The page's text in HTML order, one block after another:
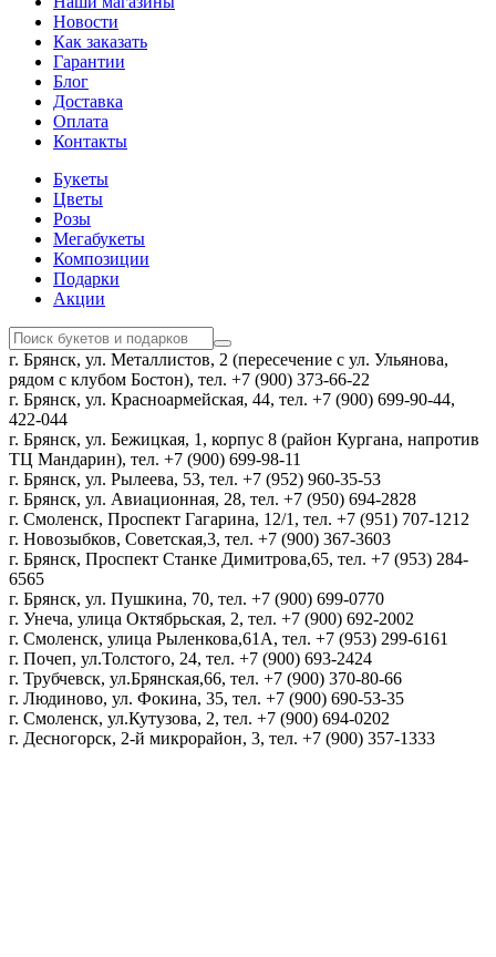
Новости
Как заказать
Гарантии
Блог
Доставка
Оплата
Контакты
Букеты
Цветы
Розы
Мегабукеты
Композиции
Подарки
Акции
г. Брянск, ул. Металлистов, 2 (пересечение с ул. Ульянова,
рядом с клубом Бостон), тел. +7 (900) 373-66-22
г. Брянск, ул. Красноармейская, 44, тел. +7 (900) 699-90-44,
422-044
г. Брянск, ул. Бежицкая, 1, корпус 8 (район Кургана, напротив
ТЦ Мандарин), тел. +7 (900) 699-98-11
г. Брянск, ул. Рылеева, 53, тел. +7 (952) 960-35-53
г. Брянск, ул. Авиационная, 28, тел. +7 (950) 694-2828
г. Смоленск, Проспект Гагарина, 12/1, тел. +7 (951) 707-1212
г. Новозыбков, Советская,3, тел. +7 (900) 367-3603
г. Брянск, Проспект Станке Димитрова,65, тел. +7 (953) 284-
6565
г. Брянск, ул. Пушкина, 70, тел. +7 (900) 699-0770
г. Унеча, улица Октябрьская, 2, тел. +7 (900) 692-2002
г. Смоленск, улица Рыленкова,61А, тел. +7 (953) 299-6161
г. Почеп, ул.Толстого, 24, тел. +7 (900) 693-2424
г. Трубчевск, ул.Брянская,66, тел. +7 (900) 370-80-66
г. Людиново, ул. Фокина, 35, тел. +7 (900) 690-53-35
г. Смоленск, ул.Кутузова, 2, тел. +7 (900) 694-0202
г. Десногорск, 2-й микрорайон, 3, тел. +7 (900) 357-1333